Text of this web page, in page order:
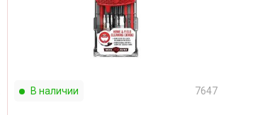
В наличии 7647